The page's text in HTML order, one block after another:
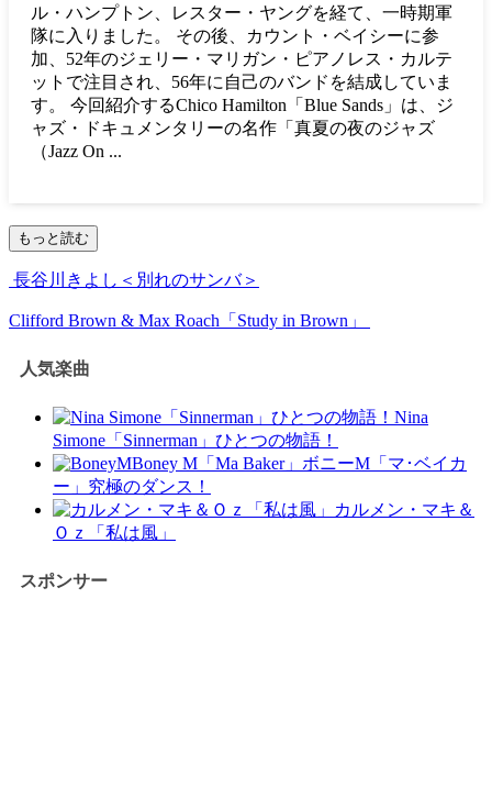
ル・ハンプトン、レスター・ヤングを経て、一時期軍
隊に入りました。 その後、カウント・ベイシーに参
加、52年のジェリー・マリガン・ピアノレス・カルテ
ットで注目され、56年に自己のバンドを結成していま
す。 今回紹介するChico Hamilton「Blue Sands」は、ジ
ャズ・ドキュメンタリーの名作「真夏の夜のジャズ
（Jazz On ...
もっと読む
長谷川きよし＜別れのサンバ＞
Clifford Brown & Max Roach「Study in Brown」
人気楽曲
Nina
Simone「Sinnerman」ひとつの物語！
Boney M「Ma Baker」ボニーM「マ･ベイカ
ー」究極のダンス！
カルメン・マキ＆
Ｏｚ「私は風」
スポンサー